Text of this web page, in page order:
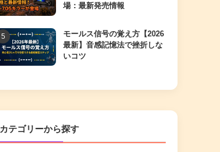
場：最新発売情報
モールス信号の覚え方【2026
最新】音感記憶法で挫折しな
いコツ
カテゴリーから探す